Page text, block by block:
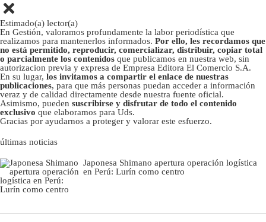
Estimado(a) lector(a)
En Gestión, valoramos profundamente la labor periodística que
realizamos para mantenerlos informados. Por ello, les recordamos que
no está permitido, reproducir, comercializar, distribuir, copiar total
o parcialmente los contenidos que publicamos en nuestra web, sin
autorizacion previa y expresa de Empresa Editora El Comercio S.A.
En su lugar, los invitamos a compartir el enlace de nuestras
publicaciones, para que más personas puedan acceder a información
veraz y de calidad directamente desde nuestra fuente oficial.
Asimismo, pueden suscribirse y disfrutar de todo el contenido
exclusivo que elaboramos para Uds.
Gracias por ayudarnos a proteger y valorar este esfuerzo.
últimas noticias
Japonesa Shimano apertura operación logística
en Perú: Lurín como centro